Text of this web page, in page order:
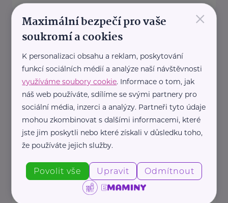
Český zahrádkářský svaz, z.s.
Redakce webu iZahrádkář.cz
e-mail: tomasek@zahradkari.cz
Redakce časopisu
Rokycanova 15, 130 00 Praha 3e-
mail: redakce@zahradkari.cz
tel.: 222 781 773
fax: ...
https://www.zahradkari.cz/
+420 222 782 710
ustredi@zahradkari.cz
×
Maximální bezpečí pro vaše
soukromí a cookies
K personalizaci obsahu a reklam, poskytování
funkcí sociálních médií a analýze naší návštěvnosti
využíváme soubory cookie. Informace o tom, jak
náš web používáte, sdílíme se svými partnery pro
sociální média, inzerci a analýzy. Partneři tyto údaje
mohou zkombinovat s dalšími informacemi, které
jste jim poskytli nebo které získali v důsledku toho,
že používáte jejich služby.
Povolit vše Upravit Odmítnout